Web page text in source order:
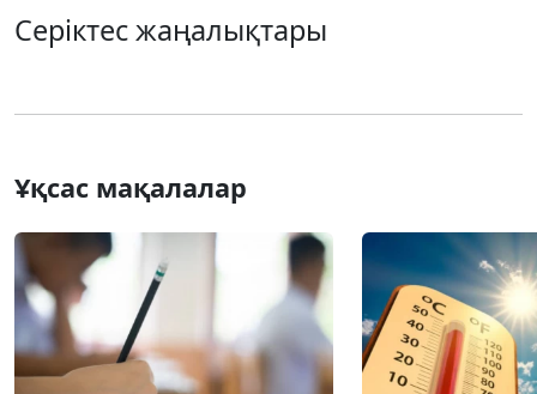
Серіктес жаңалықтары
Ұқсас мақалалар